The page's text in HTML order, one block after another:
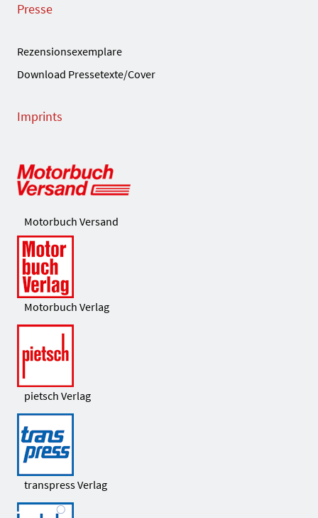
Presse
Rezensionsexemplare
Download Pressetexte/Cover
Imprints
Motorbuch Versand
Motorbuch Verlag
pietsch Verlag
transpress Verlag